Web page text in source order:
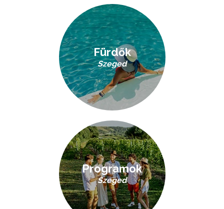
Fürdők
Szeged
Programok
Szeged